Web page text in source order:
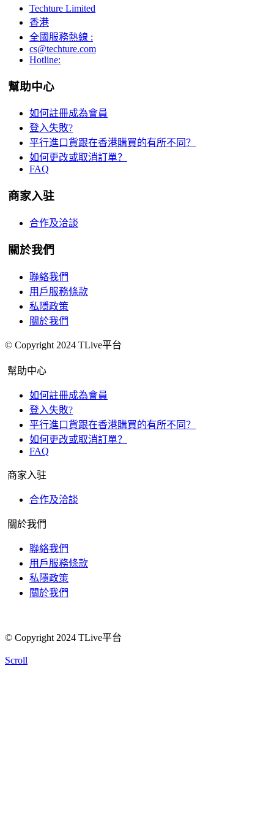
Techture Limited
香港
全國服務熱線 :
cs@techture.com
Hotline:
幫助中心
如何註冊成為會員
登入失敗?
平行進口貨跟在香港購買的有所不同？
如何更改或取消訂單？
FAQ
商家入驻
合作及洽談
關於我們
聯絡我們
用戶服務條款
私隱政策
關於我們
© Copyright 2024 TLive平台
幫助中心
如何註冊成為會員
登入失敗?
平行進口貨跟在香港購買的有所不同？
如何更改或取消訂單？
FAQ
商家入驻
合作及洽談
關於我們
聯絡我們
用戶服務條款
私隱政策
關於我們
© Copyright 2024 TLive平台
Scroll